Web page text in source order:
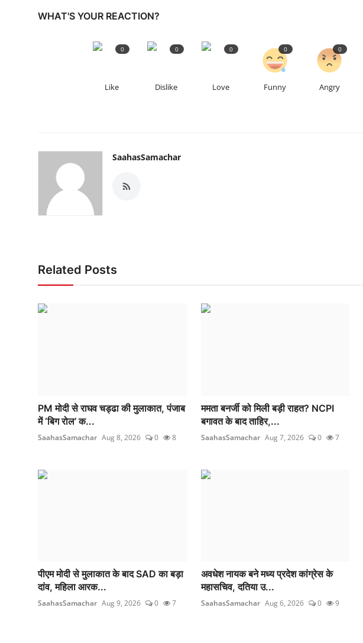
WHAT'S YOUR REACTION?
Like
0
Dislike
0
Love
0
Funny
0
Angry
0
SaahasSamachar
Related Posts
PM मोदी से राघव चड्ढा की मुलाकात, पंजाब
में ‘बिग रोल’ क...
SaahasSamachar Aug 8, 2026 0 8
ममता बनर्जी को मिली बड़ी राहत? NCPI
बगावत के बाद ताहिर,...
SaahasSamachar Aug 7, 2026 0 7
पीएम मोदी से मुलाकात के बाद SAD का बड़ा
दांव, महिला आरक...
SaahasSamachar Aug 9, 2026 0 7
अवधेश नायक बने मध्य प्रदेश कांग्रेस के
महासचिव, दतिया उ...
SaahasSamachar Aug 6, 2026 0 9